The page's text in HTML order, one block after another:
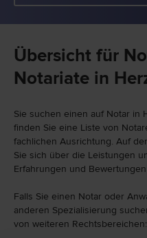
Übersicht für
Notariate in
Sie suchen einen auf Notar in
finden Sie eine Liste von
fachlichen Ausrichtung. Auf
Sie sich über die Leistungen
Erfahrungen und
Falls Sie einen Notar oder
anderen Spezialisierung
von weiteren Rechtsbereichen: